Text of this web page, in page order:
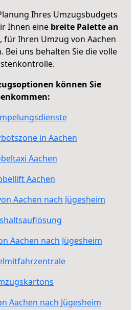
Ihres Umzugsbudgets
Ihnen eine breite Palette an
, für Ihren Umzug von Aachen
Bei uns behalten Sie die volle
können Sie
in Aachen
Aachen
Aachen
Aachen nach Jügesheim
Aachen nach Jügesheim
Aachen nach Jügesheim